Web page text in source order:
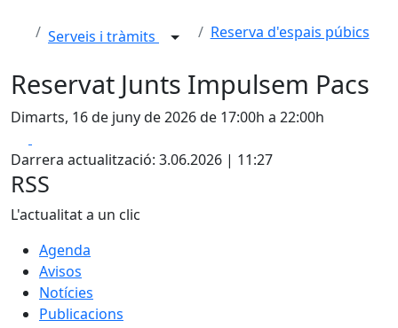
Serveis i tràmits Reserva d'espais púbics
Reservat Junts Impulsem Pacs
Dimarts, 16 de juny de 2026 de 17:00h a 22:00h
Darrera actualització: 3.06.2026 | 11:27
RSS
L'actualitat a un clic
Agenda
Avisos
Notícies
Publicacions